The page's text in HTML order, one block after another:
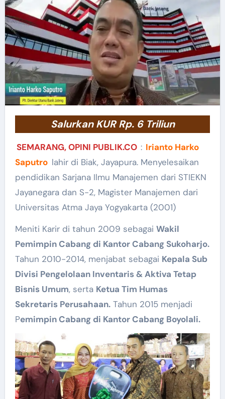
Salurkan KUR Rp. 6 Triliun
SEMARANG, OPINI PUBLIK.CO : Irianto Harko
Saputro lahir di Biak, Jayapura. Menyelesaikan
pendidikan Sarjana Ilmu Manajemen dari STIEKN
Jayanegara dan S-2, Magister Manajemen dari
Universitas Atma Jaya Yogyakarta (2001)
Meniti Karir di tahun 2009 sebagai Wakil
Pemimpin Cabang di Kantor Cabang Sukoharjo.
Tahun 2010-2014, menjabat sebagai Kepala Sub
Divisi Pengelolaan Inventaris & Aktiva Tetap
Bisnis Umum, serta Ketua Tim Humas
Sekretaris Perusahaan.Tahun 2015 menjadi
Pemimpin Cabang di Kantor Cabang Boyolali.